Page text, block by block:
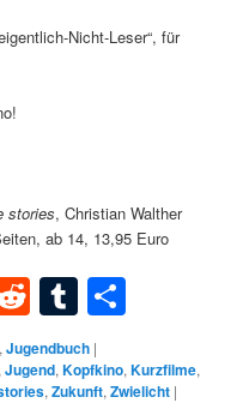
Nicht-Leser“, für
stories, Christian Walther
ab 14, 13,95 Euro
RedditTumblr
,Jugendbuch |
,Jugend,Kopfkino,Kurzfilme,
,Zukunft,Zwielicht |